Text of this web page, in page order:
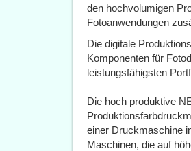
den hochvolumigen
Fotoanwendungen
Die digitale
Komponenten für
leistungsfähigsten
Die hoch produktive
einer Druckmaschine
Maschinen, die auf